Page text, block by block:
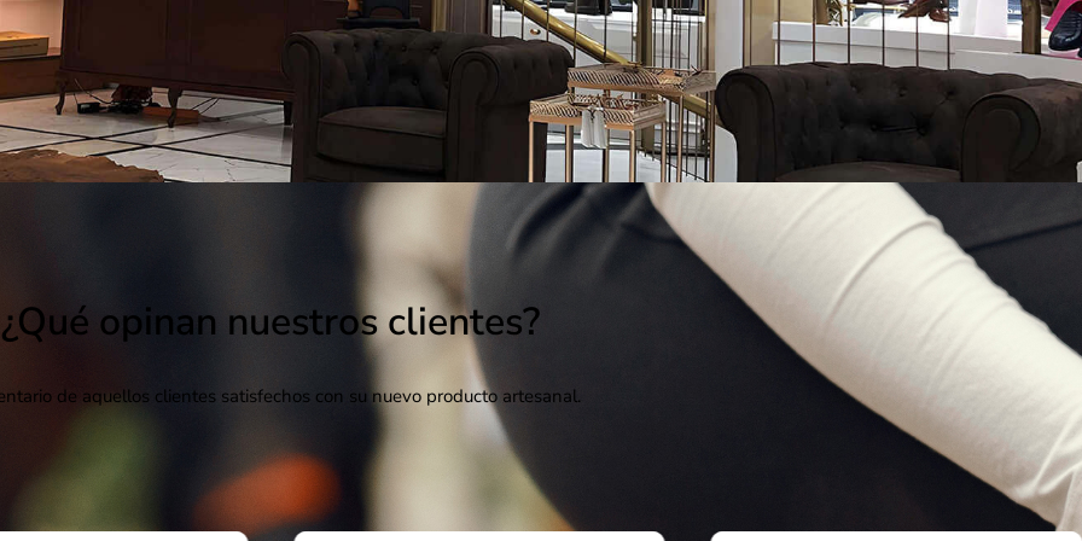
¿Qué opinan nuestros clientes?
de aquellos clientes satisfechos con su nuevo producto artesanal.